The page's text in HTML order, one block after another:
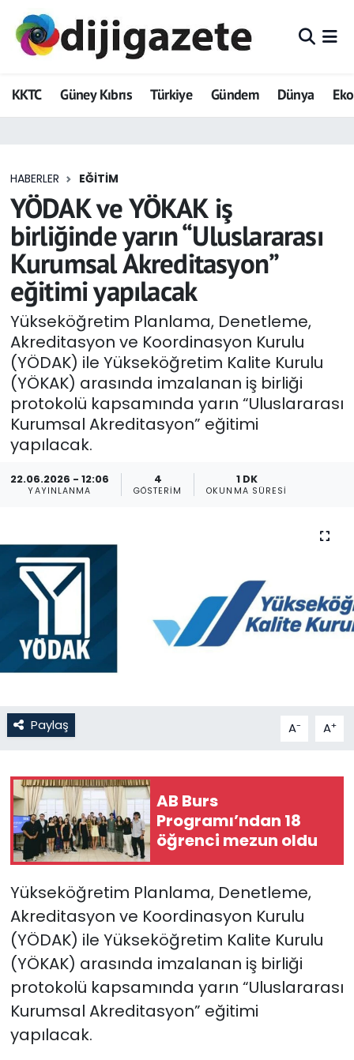
KKTC Güney Kıbrıs Türkiye Gündem Dünya
HABERLER EĞITIM
YÖDAK ve YÖKAK iş
birliğinde yarın “Uluslararası
Kurumsal Akreditasyon”
eğitimi yapılacak
Yükseköğretim Planlama, Denetleme,
Akreditasyon ve Koordinasyon Kurulu
(YÖDAK) ile Yükseköğretim Kalite Kurulu
(YÖKAK) arasında imzalanan iş birliği
protokolü kapsamında yarın “Uluslararası
Kurumsal Akreditasyon” eğitimi
yapılacak.
22.06.2026 - 12:06
YAYINLANMA
4
GÖSTERIM
1 DK
OKUNMA SÜRESI
Paylaş A- A+
AB Burs
Programı’ndan 18
öğrenci mezun oldu
Yükseköğretim Planlama, Denetleme,
Akreditasyon ve Koordinasyon Kurulu
(YÖDAK) ile Yükseköğretim Kalite Kurulu
(YÖKAK) arasında imzalanan iş birliği
protokolü kapsamında yarın “Uluslararası
Kurumsal Akreditasyon” eğitimi
yapılacak.
ADVERTORIAL
Dijigazete
Eğitim
Ekonomi
Foto Galeri
GEZİ
Güncel
Gündem
KKTC
Magazin
Moda
Nöbetçi Eczaneler
Otomobil Dünyası
Spor
Teknoloji
TÜRKiYE
Video Galeri
YAŞAM
Yazarlar
Hava Durumu
Trafik Durumu
Tüm Manşetler
Son Dakika Haberleri
Haber Arşivi